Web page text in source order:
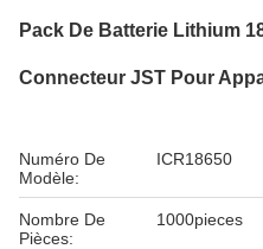
Pack De Batterie Lithium
Connecteur JST Pour
Numéro De
Modèle:
ICR18650
Nombre De
Pièces:
1000pieces